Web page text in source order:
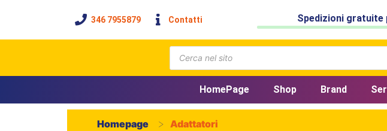
346 7955879 Contatti Spedizioni gratuite
HomePage Shop Brand
Homepage > Adattatori